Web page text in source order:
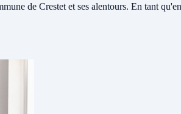
de Crestet et ses alentours. En tant